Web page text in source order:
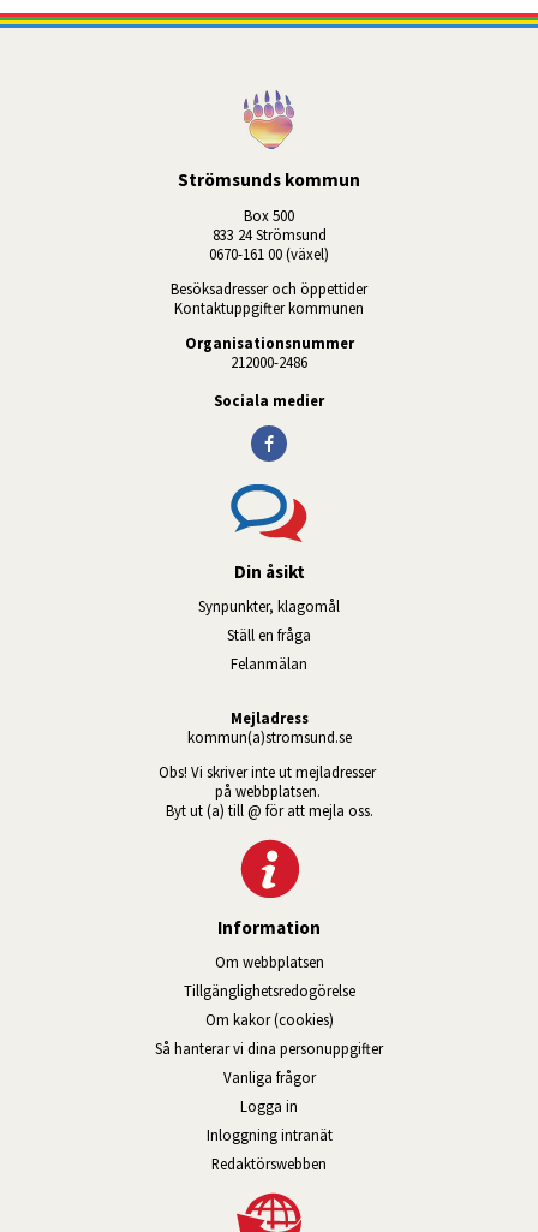
Strömsunds kommun
Box 500
833 24 Strömsund
0670-161 00 (växel)
Besöksadresser och öppettider
Kontaktuppgifter kommunen
Organisationsnummer
212000-2486
Sociala medier
Din åsikt
Synpunkter, klagomål
Ställ en fråga
Felanmälan
Mejladress
kommun(a)stromsund.se
Obs! Vi skriver inte ut mejladresser
på webbplatsen.
Byt ut (a) till @ för att mejla oss.
Information
Om webbplatsen
Tillgänglig­hets­redo­görelse
Om kakor (cookies)
Så hanterar vi dina personuppgifter
Vanliga frågor
Logga in
Inloggning intranätÖppnas i nytt fönster.
Redaktörswebben